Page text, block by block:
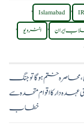
,
Islamabad
,
ایران , انٹرویو ,
محاصرہ ختم ہوگا تو جنگ
دار کا اقوام متحدہ سے
خطاب